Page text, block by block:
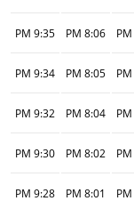
8:06 PM
9:35 PM
8:05 PM
9:34 PM
8:04 PM
9:32 PM
8:02 PM
9:30 PM
8:01 PM
9:28 PM